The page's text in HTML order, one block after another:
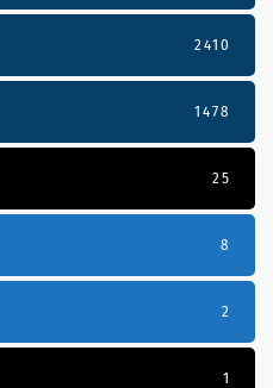
2410
1478
25
8
2
1